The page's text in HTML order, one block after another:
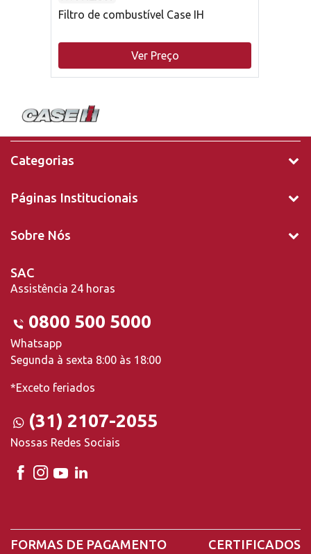
Filtro de combustível Case IH
Ver Preço
Categorias
Páginas Institucionais
Sobre Nós
SAC
Assistência 24 horas
0800 500 5000
Whatsapp
Segunda à sexta 8:00 às 18:00
*Exceto feriados
(31) 2107-2055
Nossas Redes Sociais
FORMAS DE PAGAMENTO CERTIFICADOS